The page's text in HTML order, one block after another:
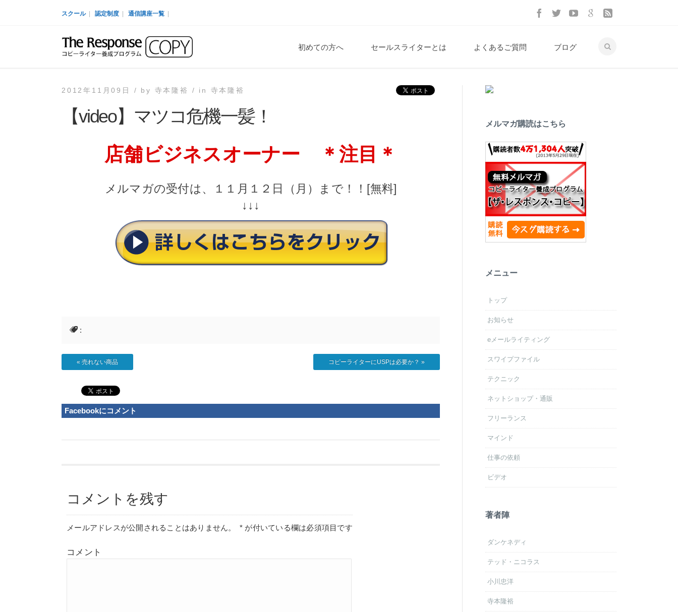
スクール 認定制度 通信講座一覧
初めての方へ セールスライターとは よくあるご質問 ブログ
2012年11月09日 / by 寺本隆裕 / in 寺本隆裕
【video】マツコ危機一髪！
店舗ビジネスオーナー ＊注目＊
メルマガの受付は、１１月１２日（月）まで！！[無料]
↓↓↓
:
« 売れない商品 コピーライターにUSPは必要か？ »
Facebookにコメント
コメントを残す
メールアドレスが公開されることはありません。 * が付いている欄は必須項目です
コメント
メルマガ購読はこちら
メニュー
トップ
お知らせ
eメールライティング
スワイプファイル
テクニック
ネットショップ・通販
フリーランス
マインド
仕事の依頼
ビデオ
著者陣
ダンケネディ
テッド・ニコラス
小川忠洋
寺本隆裕